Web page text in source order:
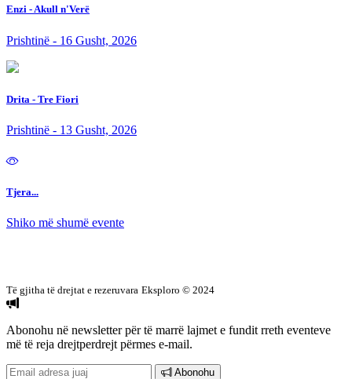
Enzi - Akull n'Verë
Prishtinë - 16 Gusht, 2026
Drita - Tre Fiori
Prishtinë - 13 Gusht, 2026
Tjera...
Shiko më shumë evente
Të gjitha të drejtat e rezeruvara Eksploro © 2024
Abonohu në newsletterpër të marrë lajmet e fundit rreth eventeve
më të reja drejtperdrejt përmes e-mail.
Abonohu